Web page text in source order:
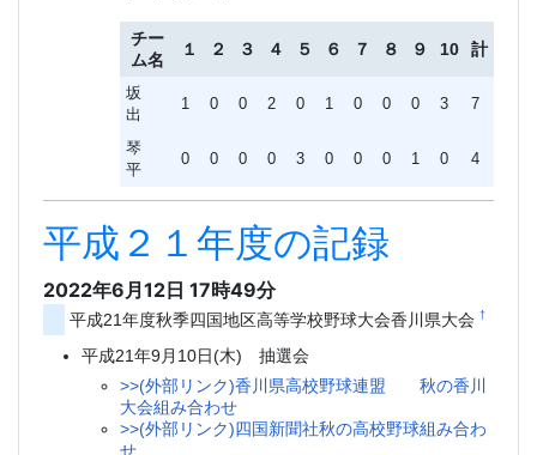
チー
ム名
１ ２ ３ ４ ５ ６ ７ ８ ９ 10 計
坂
出
1 0 0 2 0 1 0 0 0 3 7
琴
平
0 0 0 0 3 0 0 0 1 0 4
平成２１年度の記録
2022年6月12日 17時49分
平成21年度秋季四国地区高等学校野球大会香川県大会 †
平成21年9月10日(木) 抽選会
>>(外部リンク)香川県高校野球連盟 秋の香川
大会組み合わせ
>>(外部リンク)四国新聞社秋の高校野球組み合わ
せ